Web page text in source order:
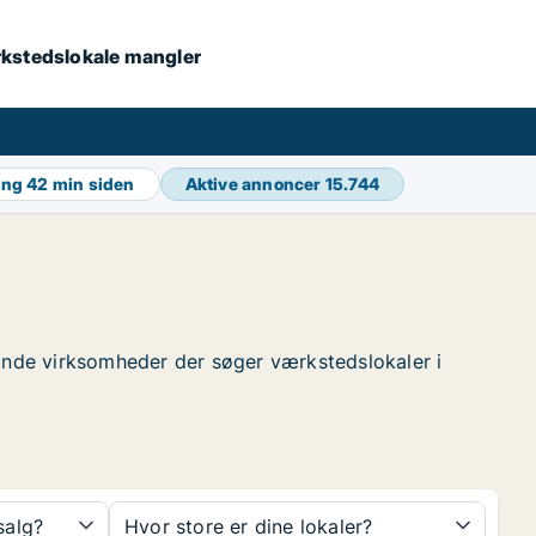
mangler
42 min siden Aktive annoncer 15.744
virksomheder der søger værkstedslokaler i
Hvor store er dine lokaler?